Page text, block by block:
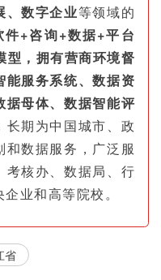
、数字企业等领域的
+咨询+数据+平台
型，拥有营商环境督
能服务系统、数据资
据母体、数据智能评
长期为中国城市、政
数据服务，广泛服
考核办、数据局、行
业和高等院校。
省